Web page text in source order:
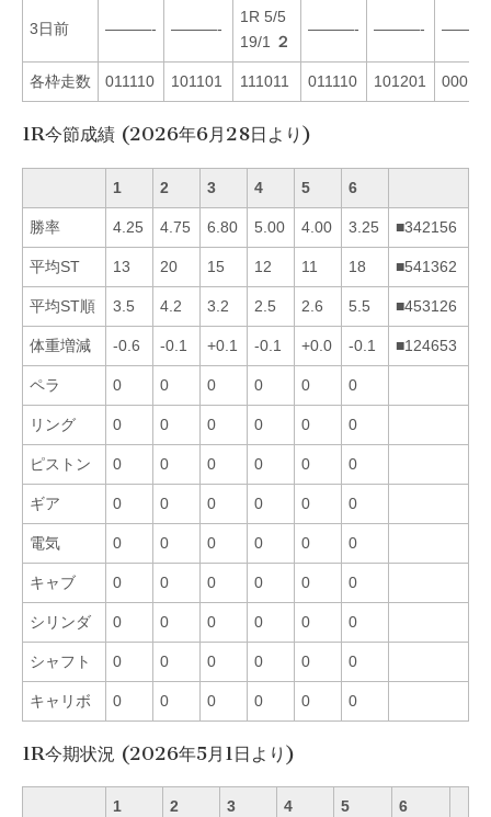
3日前 ———- ———-
1R 5/5
19/1
２
———- ———-
各枠走数 011110 101101 111011 011110 101201
1R今節成績 (2026年6月28日より)
1 2 3 4 5 6
勝率 4.25 4.75 6.80 5.00 4.00 3.25 ■342156
平均ST 13 20 15 12 11 18 ■541362
平均ST順 3.5 4.2 3.2 2.5 2.6 5.5 ■453126
体重増減 -0.6 -0.1 +0.1 -0.1 +0.0 -0.1 ■124653
ペラ 0 0 0 0 0 0
リング 0 0 0 0 0 0
ピストン 0 0 0 0 0 0
ギア 0 0 0 0 0 0
電気 0 0 0 0 0 0
キャブ 0 0 0 0 0 0
シリンダ 0 0 0 0 0 0
シャフト 0 0 0 0 0 0
キャリボ 0 0 0 0 0 0
1R今期状況 (2026年5月1日より)
1 2 3 4 5 6